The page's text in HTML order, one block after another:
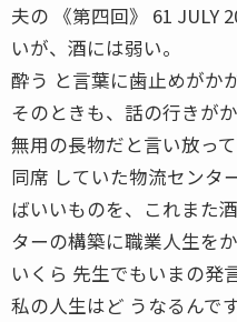
夫の 《第四回》 61 JULY
いが、酒には弱い。
酔う と言葉に歯止めがか
そのときも、話の行きが
無用の長物だと言い放って
同席 していた物流センタ
ばいいものを、これまた
ターの構築に職業人生をか
いくら 先生でもいまの発
私の人生はど うなるんで